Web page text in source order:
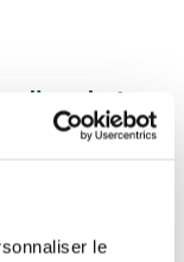
le
disorder!